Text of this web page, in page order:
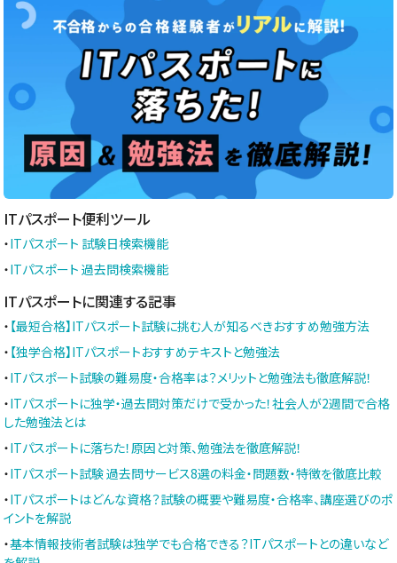
ITパスポート便利ツール
・ITパスポート 試験日検索機能
・ITパスポート 過去問検索機能
ITパスポートに関連する記事
・ 【最短合格】ITパスポート試験に挑む人が知るべきおすすめ勉強方法
・ 【独学合格】ITパスポートおすすめテキストと勉強法
・ITパスポート試験の難易度・合格率は？メリットと勉強法も徹底解説！
・ITパスポートに独学・過去問対策だけで受かった！社会人が2週間で合格
した勉強法とは
・ITパスポートに落ちた！原因と対策、勉強法を徹底解説！
・ITパスポート試験 過去問サービス8選の料金・問題数・特徴を徹底比較
・ITパスポートはどんな資格？試験の概要や難易度・合格率、講座選びのポ
イントを解説
・基本情報技術者試験は独学でも合格できる？ITパスポートとの違いなど